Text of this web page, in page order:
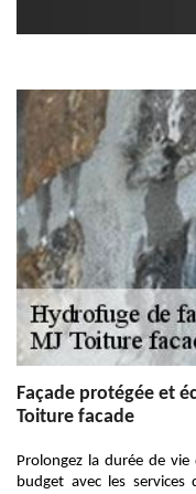
Façade protégée et
Toiture facade
Prolongez la durée de
budget avec les services